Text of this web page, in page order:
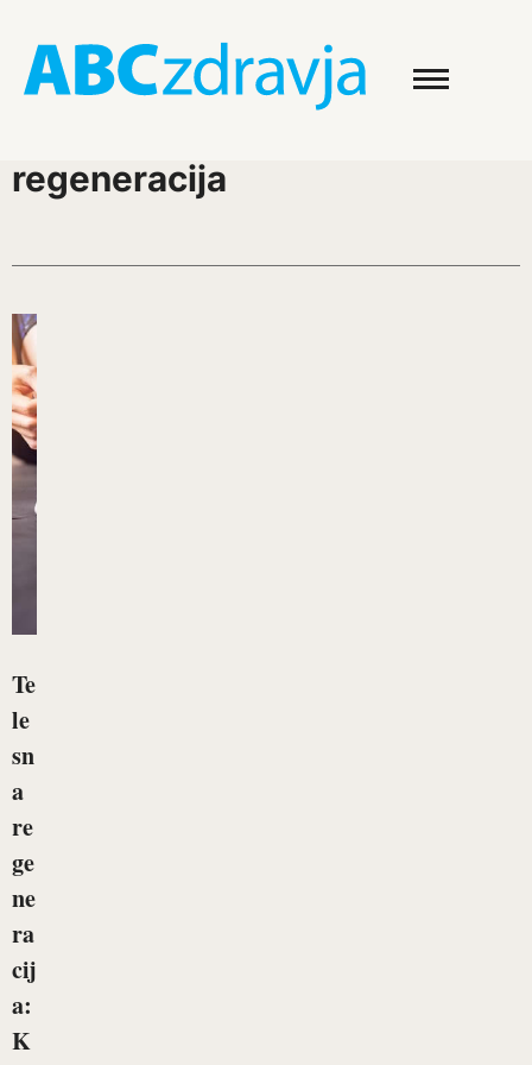
regeneracija
Te
le
sn
a
re
ge
ne
ra
cij
a:
K